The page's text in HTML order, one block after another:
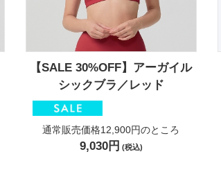
【SALE 30%OFF】アーガイル
シックブラ／レッド
通常販売価格12,900円のところ
9,030円 (税込)